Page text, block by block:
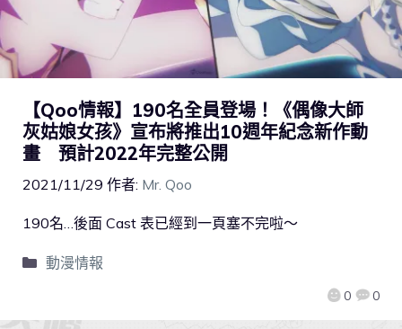
【Qoo情報】190名全員登場！《偶像大師
灰姑娘女孩》宣布將推出10週年紀念新作動
畫 預計2022年完整公開
2021/11/29 作者: Mr. Qoo
0 0
190名…後面 Cast 表已經到一頁塞不完啦～
動漫情報